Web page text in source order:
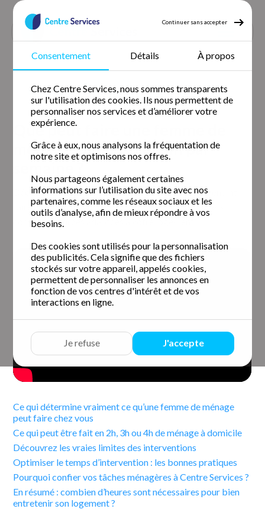
Continuer sans accepter
Consentement Détails À propos
Chez Centre Services, nous sommes transparents
sur l'utilisation des cookies. Ils nous permettent de
personnaliser nos services et d’améliorer votre
expérience.
Grâce à eux, nous analysons la fréquentation de
notre site et optimisons nos offres.
Nous partageons également certaines
informations sur l’utilisation du site avec nos
partenaires, comme les réseaux sociaux et les
outils d’analyse, afin de mieux répondre à vos
besoins.
Des cookies sont utilisés pour la personnalisation
des publicités. Cela signifie que des fichiers
stockés sur votre appareil, appelés cookies,
permettent de personnaliser les annonces en
fonction de vos centres d'intérêt et de vos
interactions en ligne.
Je refuse J'accepte
Que peut faire une femme de menage en 2h 3h ou 4h par
semaine
Que peut faire une femme de
ménage en 2h, 3h ou 4h par
Découvrez ce qu’une femme de ménage peut réellement
faire en 2h, 3h ou 4h par semaine : exemples concrets,
conseils et durées adaptées à votre logement.
Ce qui détermine vraiment ce qu’une femme de ménage
peut faire chez vous
Ce qui peut être fait en 2h, 3h ou 4h de ménage à domicile
Découvrez les vraies limites des interventions
Optimiser le temps d’intervention : les bonnes pratiques
Pourquoi confier vos tâches ménagères à Centre Services ?
En résumé : combien d’heures sont nécessaires pour bien
entretenir son logement ?